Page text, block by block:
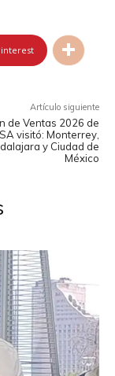
Artículo siguiente
de Ventas 2026 de
visitó: Monterrey,
y Ciudad de
México